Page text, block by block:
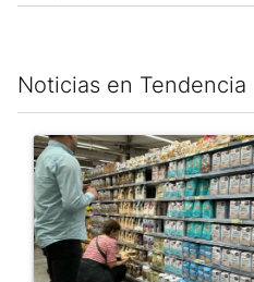
Noticias en Tendencia
Este listado muestra los
Un artículo de tendencia con